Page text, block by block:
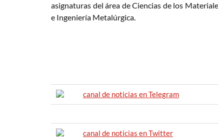
asignaturas del área de Ciencias de los
e Ingeniería Metalúrgica.
canal de noticias en Telegram
canal de noticias en Twitter